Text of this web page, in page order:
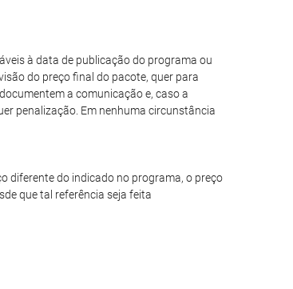
à data de publicação do programa ou
do preço final do pacote, quer para
a comunicação e, caso a
penalização. Em nenhuma circunstância
diferente do indicado no programa, o preço
que tal referência seja feita